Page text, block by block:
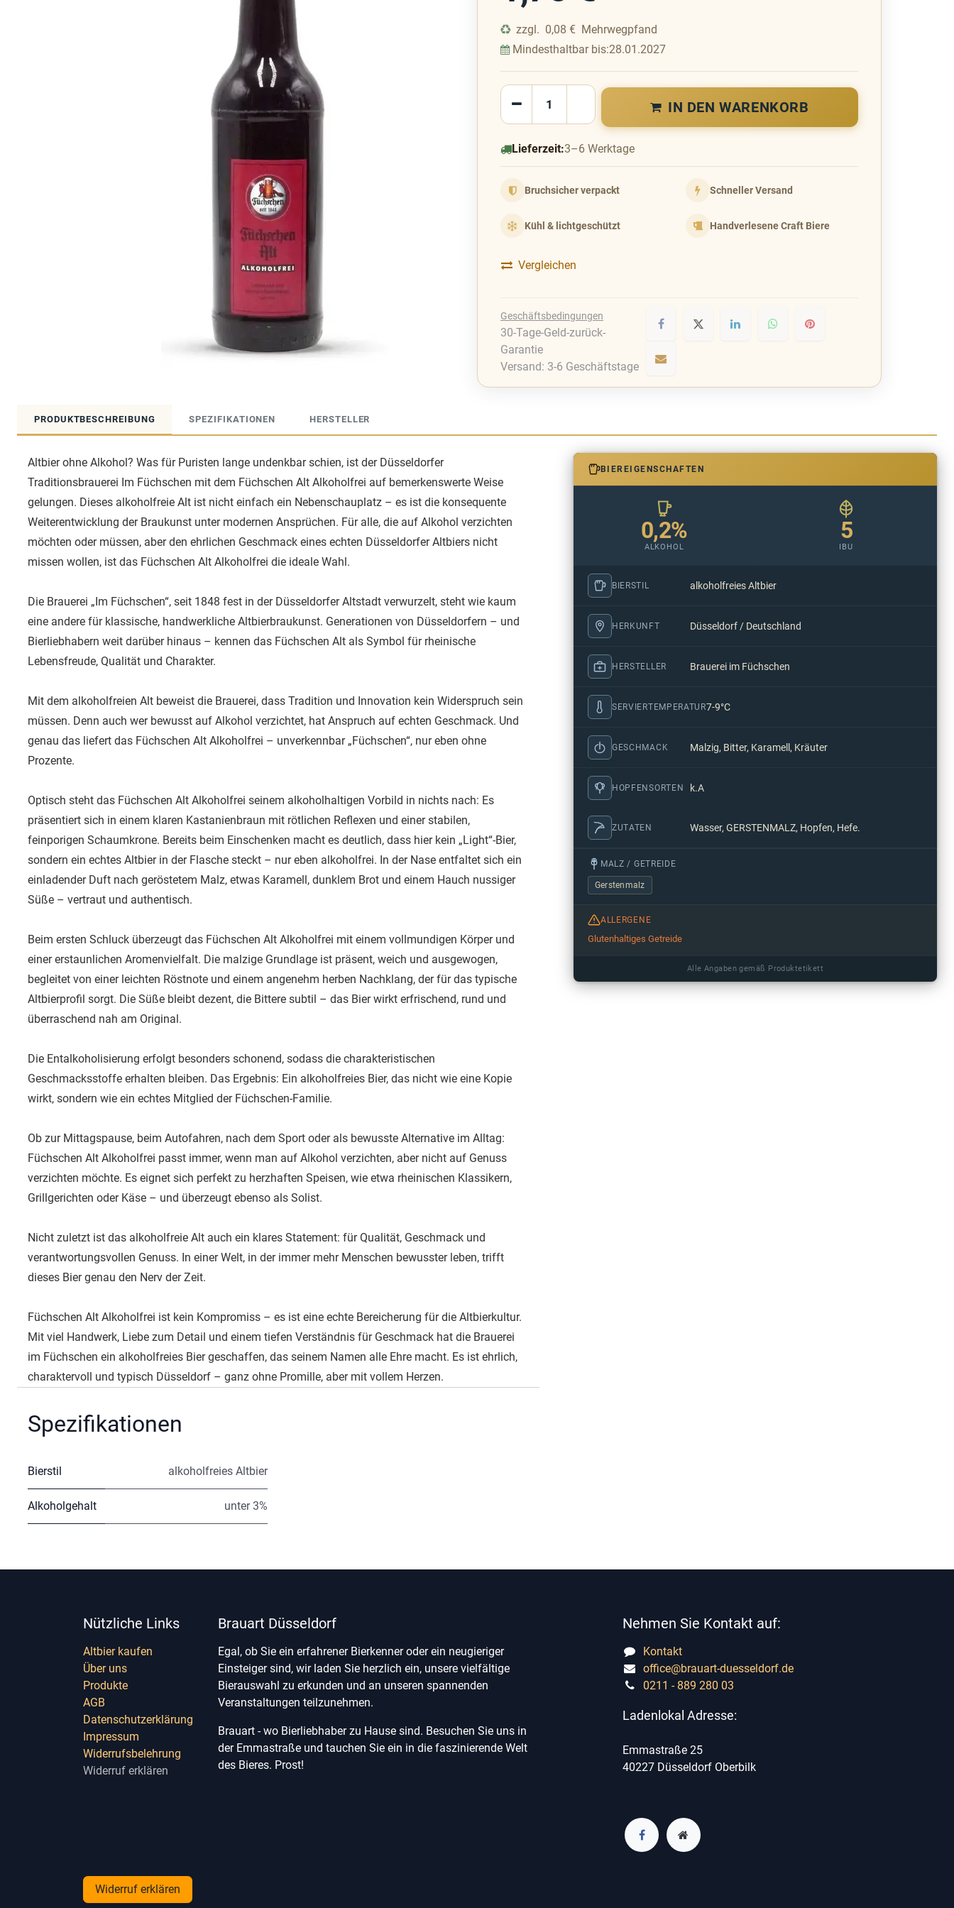
zzgl. 0,08 € Mehrwegpfand
Mindesthaltbar bis:28.01.2027
IN DEN WARENKORB
Lieferzeit:3–6 Werktage
Bruchsicher verpackt Schneller Versand
Kühl & lichtgeschützt Handverlesene Craft Biere
Vergleichen
Geschäftsbedingungen
30-Tage-Geld-zurück-
Garantie
Versand: 3-6 Geschäftstage
PRODUKTBESCHREIBUNG SPEZIFIKATIONEN HERSTELLER
Altbier ohne Alkohol? Was für Puristen lange undenkbar schien, ist der Düsseldorfer
Traditionsbrauerei Im Füchschen mit dem Füchschen Alt Alkoholfrei auf bemerkenswerte Weise
gelungen. Dieses alkoholfreie Alt ist nicht einfach ein Nebenschauplatz – es ist die konsequente
Weiterentwicklung der Braukunst unter modernen Ansprüchen. Für alle, die auf Alkohol verzichten
möchten oder müssen, aber den ehrlichen Geschmack eines echten Düsseldorfer Altbiers nicht
missen wollen, ist das Füchschen Alt Alkoholfrei die ideale Wahl.
Die Brauerei „Im Füchschen“, seit 1848 fest in der Düsseldorfer Altstadt verwurzelt, steht wie kaum
eine andere für klassische, handwerkliche Altbierbraukunst. Generationen von Düsseldorfern – und
Bierliebhabern weit darüber hinaus – kennen das Füchschen Alt als Symbol für rheinische
Lebensfreude, Qualität und Charakter.
Mit dem alkoholfreien Alt beweist die Brauerei, dass Tradition und Innovation kein Widerspruch sein
müssen. Denn auch wer bewusst auf Alkohol verzichtet, hat Anspruch auf echten Geschmack. Und
genau das liefert das Füchschen Alt Alkoholfrei – unverkennbar „Füchschen“, nur eben ohne
Prozente.
Optisch steht das Füchschen Alt Alkoholfrei seinem alkoholhaltigen Vorbild in nichts nach: Es
präsentiert sich in einem klaren Kastanienbraun mit rötlichen Reflexen und einer stabilen,
feinporigen Schaumkrone. Bereits beim Einschenken macht es deutlich, dass hier kein „Light“-Bier,
sondern ein echtes Altbier in der Flasche steckt – nur eben alkoholfrei. In der Nase entfaltet sich ein
einladender Duft nach geröstetem Malz, etwas Karamell, dunklem Brot und einem Hauch nussiger
Süße – vertraut und authentisch.
Beim ersten Schluck überzeugt das Füchschen Alt Alkoholfrei mit einem vollmundigen Körper und
einer erstaunlichen Aromenvielfalt. Die malzige Grundlage ist präsent, weich und ausgewogen,
begleitet von einer leichten Röstnote und einem angenehm herben Nachklang, der für das typische
Altbierprofil sorgt. Die Süße bleibt dezent, die Bittere subtil – das Bier wirkt erfrischend, rund und
überraschend nah am Original.
Die Entalkoholisierung erfolgt besonders schonend, sodass die charakteristischen
Geschmacksstoffe erhalten bleiben. Das Ergebnis: Ein alkoholfreies Bier, das nicht wie eine Kopie
wirkt, sondern wie ein echtes Mitglied der Füchschen-Familie.
Ob zur Mittagspause, beim Autofahren, nach dem Sport oder als bewusste Alternative im Alltag:
Füchschen Alt Alkoholfrei passt immer, wenn man auf Alkohol verzichten, aber nicht auf Genuss
verzichten möchte. Es eignet sich perfekt zu herzhaften Speisen, wie etwa rheinischen Klassikern,
Grillgerichten oder Käse – und überzeugt ebenso als Solist.
Nicht zuletzt ist das alkoholfreie Alt auch ein klares Statement: für Qualität, Geschmack und
verantwortungsvollen Genuss. In einer Welt, in der immer mehr Menschen bewusster leben, trifft
dieses Bier genau den Nerv der Zeit.
Füchschen Alt Alkoholfrei ist kein Kompromiss – es ist eine echte Bereicherung für die Altbierkultur.
Mit viel Handwerk, Liebe zum Detail und einem tiefen Verständnis für Geschmack hat die Brauerei
im Füchschen ein alkoholfreies Bier geschaffen, das seinem Namen alle Ehre macht. Es ist ehrlich,
charaktervoll und typisch Düsseldorf – ganz ohne Promille, aber mit vollem Herzen.
Spezifikationen
Bierstil alkoholfreies Altbier
Alkoholgehalt unter 3%
BIEREIGENSCHAFTEN
0,2%
ALKOHOL
5
IBU
BIERSTIL alkoholfreies Altbier
HERKUNFT Düsseldorf / Deutschland
HERSTELLER Brauerei im Füchschen
SERVIERTEMPERATUR7-9°C
GESCHMACK Malzig, Bitter, Karamell, Kräuter
HOPFENSORTEN k.A
ZUTATEN Wasser, GERSTENMALZ, Hopfen, Hefe.
MALZ / GETREIDE
Gerstenmalz
ALLERGENE
Glutenhaltiges Getreide
Alle Angaben gemäß Produktetikett
Nützliche Links
Altbier kaufen
Über uns
Produkte
AGB
Datenschutzerklärung
Impressum
Widerrufsbelehrung
Widerruf erklären
Widerruf erklären
Brauart Düsseldorf
Egal, ob Sie ein erfahrener Bierkenner oder ein neugieriger
Einsteiger sind, wir laden Sie herzlich ein, unsere vielfältige
Bierauswahl zu erkunden und an unseren spannenden
Veranstaltungen teilzunehmen.
Brauart - wo Bierliebhaber zu Hause sind. Besuchen Sie uns in
der Emmastraße und tauchen Sie ein in die faszinierende Welt
des Bieres. Prost!
Nehmen Sie Kontakt auf:
Kontakt
office@brauart-duesseldorf.de
0211 - 889 280 03
Ladenlokal Adresse:
Emmastraße 25
40227 Düsseldorf Oberbilk